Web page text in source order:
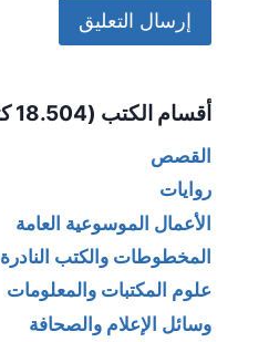
أقسام الكتب (18.504 كتاب)
القصص
روايات
الأعمال الموسوعية العامة
المخطوطات والكتب النادرة
علوم المكتبات والمعلومات
وسائل الإعلام والصحافة